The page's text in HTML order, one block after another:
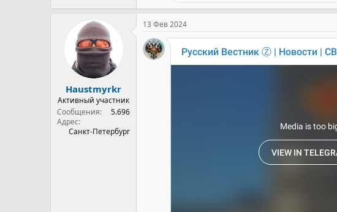
Haustmyrkr
Активный участник
Сообщения
5.696
Адрес
Санкт-Петербург
13 Фев 2024